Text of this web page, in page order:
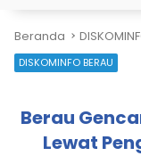
Beranda
DISKOMINFO BERAU
Berau
Lewat